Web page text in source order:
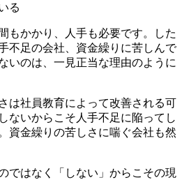
る
もかかり、人手も必要です。した
不足の会社、資金繰りに苦しんで
いのは、一見正当な理由のように
は社員教育によって改善される可
ないからこそ人手不足に陥ってし
資金繰りの苦しさに喘ぐ会社も然
ではなく「しない」からこその現